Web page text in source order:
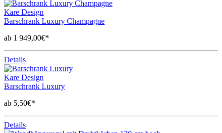
Kare Design
Barschrank Luxury Champagne
ab 1 949,00€*
Details
Kare Design
Barschrank Luxury
ab 5,50€*
Details